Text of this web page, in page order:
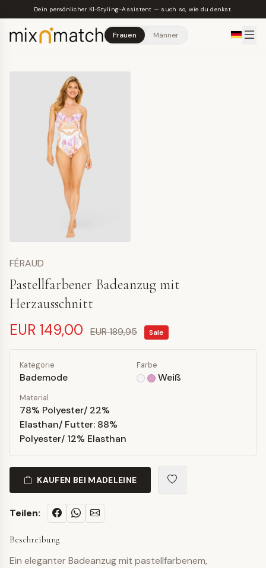
Skip to main content
Dein persönlicher KI-Styling-Assistent — such so, wie du denkst.
Frauen Männer
FÉRAUD
Pastellfarbener Badeanzug mit
Herzausschnitt
EUR 149,00 EUR 189,95 Sale
Kategorie
Bademode
Farbe
Weiß
Material
78% Polyester/ 22%
Elasthan/ Futter: 88%
Polyester/ 12% Elasthan
KAUFEN BEI MADELEINE
Teilen:
Beschreibung
Ein eleganter Badeanzug mit pastellfarbenem,